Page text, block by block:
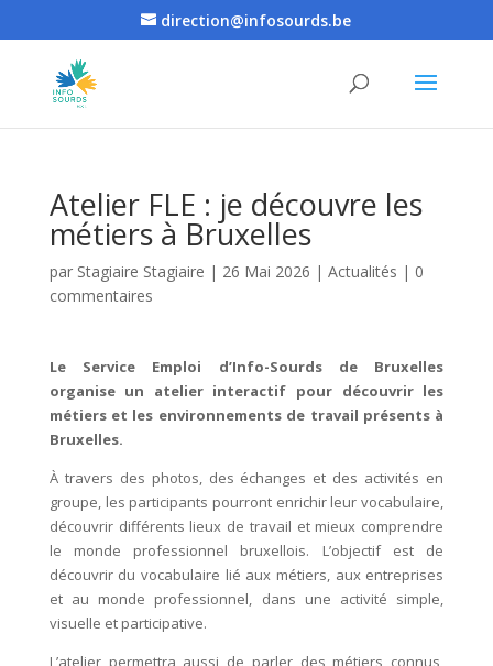
direction@infosourds.be
Atelier FLE : je découvre les
métiers à Bruxelles
par Stagiaire Stagiaire | 26 Mai 2026 | Actualités | 0
commentaires
Le Service Emploi d’Info-Sourds de Bruxelles
organise un atelier interactif pour découvrir les
métiers et les environnements de travail présents à
Bruxelles.
À travers des photos, des échanges et des activités en
groupe, les participants pourront enrichir leur vocabulaire,
découvrir différents lieux de travail et mieux comprendre
le monde professionnel bruxellois. L’objectif est de
découvrir du vocabulaire lié aux métiers, aux entreprises
et au monde professionnel, dans une activité simple,
visuelle et participative.
L’atelier permettra aussi de parler des métiers connus,